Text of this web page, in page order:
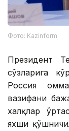
Фото: Kazinform
Президент
сўзларига
Россия
вазифани
халқлар
яхши